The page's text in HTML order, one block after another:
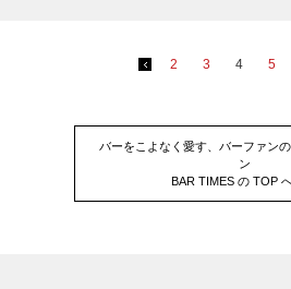
2 3 4 5
バーをこよなく愛す、バーファン
ン
BAR TIMES の TOP